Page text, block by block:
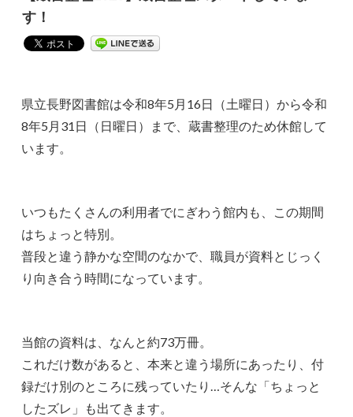
す！
県立長野図書館は令和8年5月16日（土曜日）から令和
8年5月31日（日曜日）まで、蔵書整理のため休館して
います。
いつもたくさんの利用者でにぎわう館内も、この期間
はちょっと特別。
普段と違う静かな空間のなかで、職員が資料とじっく
り向き合う時間になっています。
当館の資料は、なんと約73万冊。
これだけ数があると、本来と違う場所にあったり、付
録だけ別のところに残っていたり…そんな「ちょっと
したズレ」も出てきます。